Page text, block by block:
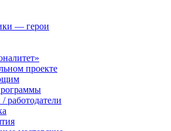
— герои
проекте
работодатели